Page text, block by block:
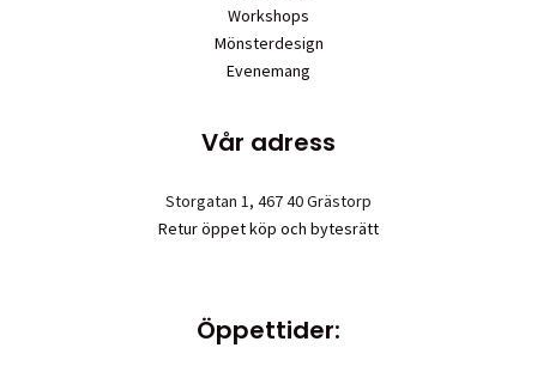
Workshops
Mönsterdesign
Evenemang
Vår adress
Storgatan 1, 467 40 Grästorp
Retur öppet köp och bytesrätt
Öppettider: